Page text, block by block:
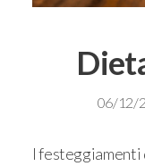
06/12/
I festeggiamenti